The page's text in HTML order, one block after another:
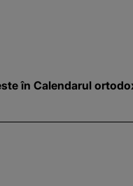
în Calendarul